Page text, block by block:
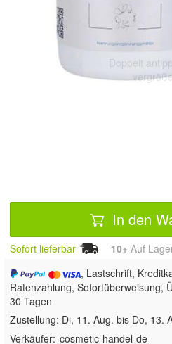
Doppelt
In den
Sofort lieferbar 10+ Auf
, Lastschrift,
Ratenzahlung, Sofortüberweisung,
30 Tagen
Zustellung: Di, 11. Aug. bis Do, 13.
Verkäufer: cosmetic-handel-de